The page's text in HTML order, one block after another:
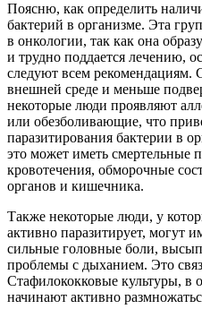
Поясню, как определить
бактерий в организме. Эта
в онкологии, так как она
и трудно поддается лечению,
следуют всем рекомендациям.
внешней среде и меньше
некоторые люди проявляют
или обезболивающие, что
паразитирования бактерии в
это может иметь смертельные
кровотечения, обморочные
органов и кишечника.
Также некоторые люди, у
активно паразитирует, могут
сильные головные боли,
проблемы с дыханием. Это
Стафилококковые культуры, в
начинают активно